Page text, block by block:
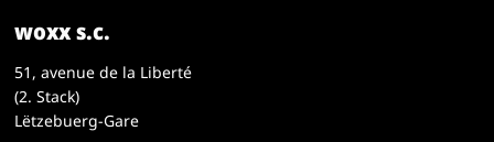
woxx s.c.
51, avenue de la Liberté
(2. Stack)
Lëtzebuerg-Gare